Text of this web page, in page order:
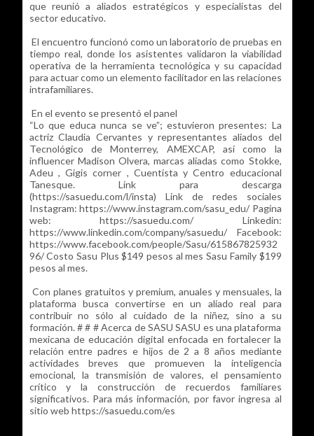
que reunió a aliados estratégicos y especialistas del
sector educativo.
El encuentro funcionó como un laboratorio de pruebas en
tiempo real, donde los asistentes validaron la viabilidad
operativa de la herramienta tecnológica y su capacidad
para actuar como un elemento facilitador en las relaciones
intrafamiliares.
En el evento se presentó el panel
“Lo que educa nunca se ve”; estuvieron presentes: La
actriz Claudia Cervantes y representantes aliados del
Tecnológico de Monterrey, AMEXCAP, así como la
influencer Madison Olvera, marcas aliadas como Stokke,
Adeu , Gigis corner , Cuentista y Centro educacional
Tanesque. Link para descarga
(https://sasuedu.com/l/insta) Link de redes sociales
Instagram: https://www.instagram.com/sasu_edu/ Pagina
web: https://sasuedu.com/ Linkedin:
https://www.linkedin.com/company/sasuedu/ Facebook:
https://www.facebook.com/people/Sasu/615867825932
96/ Costo Sasu Plus $149 pesos al mes Sasu Family $199
pesos al mes.
Con planes gratuitos y premium, anuales y mensuales, la
plataforma busca convertirse en un aliado real para
contribuir no sólo al cuidado de la niñez, sino a su
formación. # # # Acerca de SASU SASU es una plataforma
mexicana de educación digital enfocada en fortalecer la
relación entre padres e hijos de 2 a 8 años mediante
actividades breves que promueven la inteligencia
emocional, la transmisión de valores, el pensamiento
crítico y la construcción de recuerdos familiares
significativos. Para más información, por favor ingresa al
sitio web https://sasuedu.com/es